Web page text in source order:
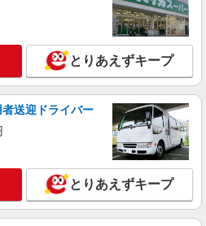
詳細を見る
し
円〜2250円 ＜日払い有/週払い有/交
区【最寄り駅：関内駅】
詳細を見る
とりあえずキープ
送迎ドライバー
とりあえずキープ